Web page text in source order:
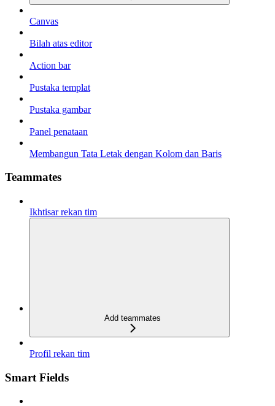
Canvas
Bilah atas editor
Action bar
Pustaka templat
Pustaka gambar
Panel penataan
Membangun Tata Letak dengan Kolom dan Baris
Teammates
Ikhtisar rekan tim
Add teammates
Profil rekan tim
Smart Fields